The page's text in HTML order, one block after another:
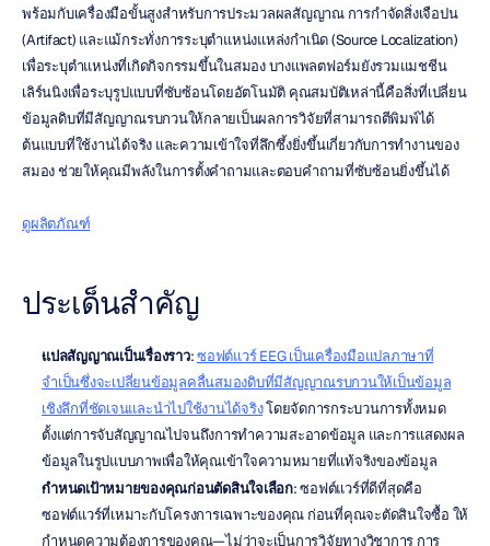
พร้อมกับเครื่องมือขั้นสูงสำหรับการประมวลผลสัญญาณ การกำจัดสิ่งเจือปน
(Artifact) และแม้กระทั่งการระบุตำแหน่งแหล่งกำเนิด (Source Localization)
เพื่อระบุตำแหน่งที่เกิดกิจกรรมขึ้นในสมอง บางแพลตฟอร์มยังรวมแมชชีน
เลิร์นนิงเพื่อระบุรูปแบบที่ซับซ้อนโดยอัตโนมัติ คุณสมบัติเหล่านี้คือสิ่งที่เปลี่ยน
ข้อมูลดิบที่มีสัญญาณรบกวนให้กลายเป็นผลการวิจัยที่สามารถตีพิมพ์ได้
ต้นแบบที่ใช้งานได้จริง และความเข้าใจที่ลึกซึ้งยิ่งขึ้นเกี่ยวกับการทำงานของ
สมอง ช่วยให้คุณมีพลังในการตั้งคำถามและตอบคำถามที่ซับซ้อนยิ่งขึ้นได้
ดูผลิตภัณฑ์
ประเด็นสำคัญ
แปลสัญญาณเป็นเรื่องราว: ซอฟต์แวร์ EEG เป็นเครื่องมือแปลภาษาที่
จำเป็นซึ่งจะเปลี่ยนข้อมูลคลื่นสมองดิบที่มีสัญญาณรบกวนให้เป็นข้อมูล
เชิงลึกที่ชัดเจนและนำไปใช้งานได้จริง โดยจัดการกระบวนการทั้งหมด
ตั้งแต่การจับสัญญาณไปจนถึงการทำความสะอาดข้อมูล และการแสดงผล
ข้อมูลในรูปแบบภาพเพื่อให้คุณเข้าใจความหมายที่แท้จริงของข้อมูล
กำหนดเป้าหมายของคุณก่อนตัดสินใจเลือก: ซอฟต์แวร์ที่ดีที่สุดคือ
ซอฟต์แวร์ที่เหมาะกับโครงการเฉพาะของคุณ ก่อนที่คุณจะตัดสินใจซื้อ ให้
กำหนดความต้องการของคุณ—ไม่ว่าจะเป็นการวิจัยทางวิชาการ การ